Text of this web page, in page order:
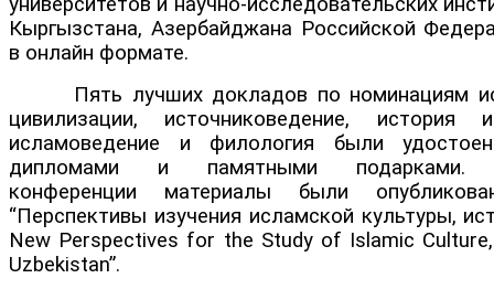
Кыргызстана, Азербайджана Российской
в онлайн формате.
Пять лучших докладов по номинациям
цивилизации, источниковедение, история
исламоведение и филология были
дипломами и памятными подарками.
конференции материалы были
“Перспективы изучения исламской культуры,
New Perspectives for the Study of Islamic
Uzbekistan”.